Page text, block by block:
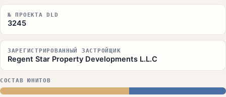
№ ПРОЕКТА DLD
3245
ЗАРЕГИСТРИРОВАННЫЙ ЗАСТРОЙЩИК
Regent Star Property Developments L.L.C
СОСТАВ ЮНИТОВ